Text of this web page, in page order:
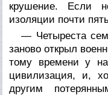
крушение. Если
изоляции почти
— Четыреста
заново открыл
тому времени у
цивилизация, и,
другим